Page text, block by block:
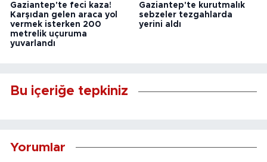
Gaziantep'te feci kaza!
Karşıdan gelen araca yol
vermek isterken 200
metrelik uçuruma
yuvarlandı
Gaziantep'te kurutmalık
sebzeler tezgahlarda
yerini aldı
Bu içeriğe tepkiniz
Yorumlar